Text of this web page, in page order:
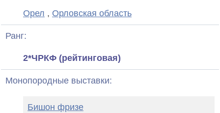
Орел , Орловская область
Ранг:
2*ЧРКФ (рейтинговая)
Монопородные выставки:
Бишон фризе